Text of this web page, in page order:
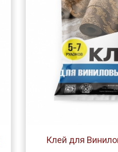
Клей для